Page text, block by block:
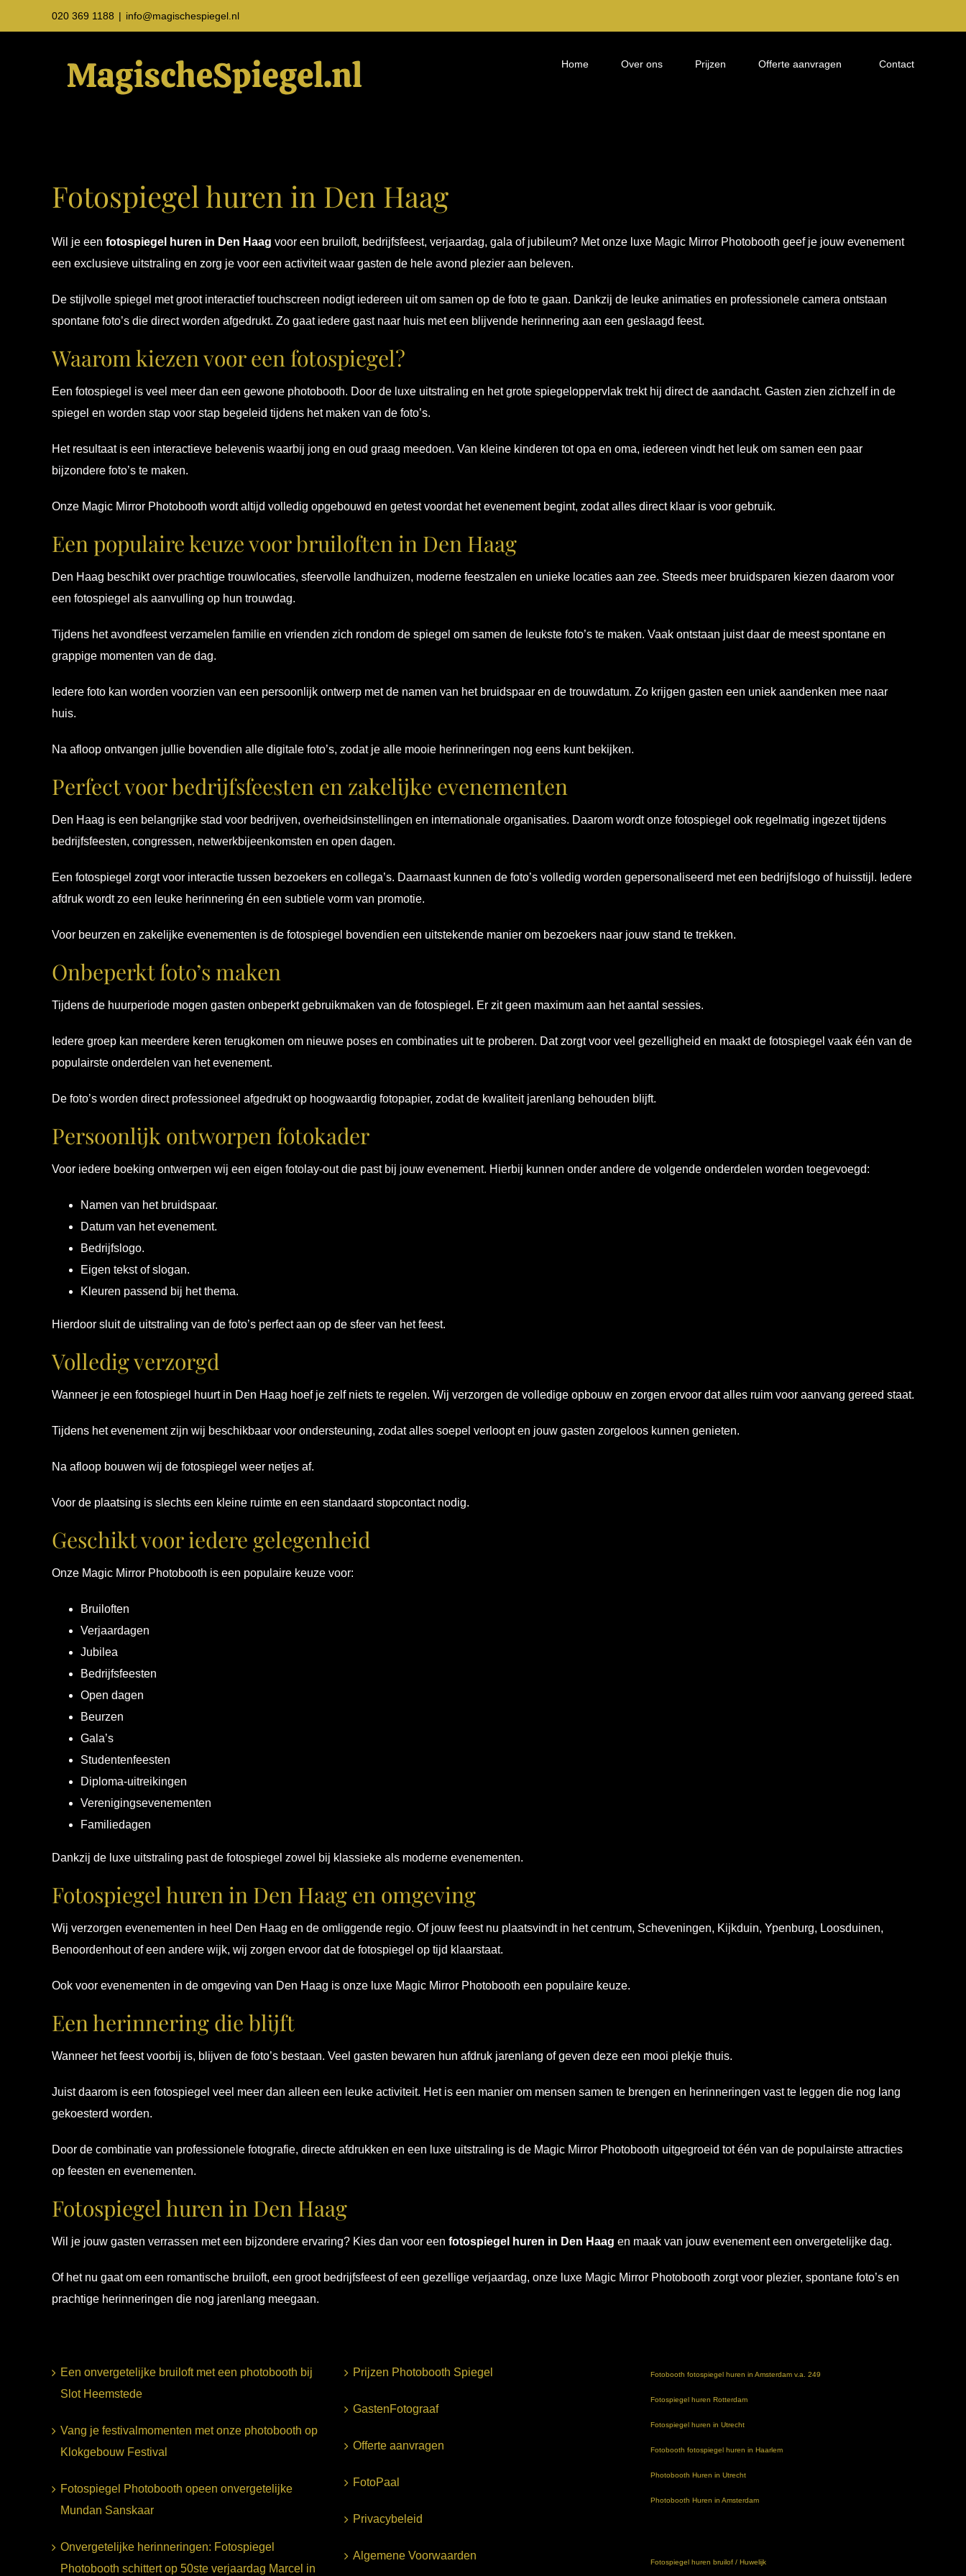
naar
020 369 1188 | info@magischespiegel.nl
Home Over ons Prijzen Offerte aanvragen Contact
Fotospiegel huren in Den Haag
Wil je een fotospiegel huren in Den Haag voor een bruiloft, bedrijfsfeest, verjaardag, gala of jubileum? Met onze luxe Magic Mirror Photobooth geef je jouw evenement
een exclusieve uitstraling en zorg je voor een activiteit waar gasten de hele avond plezier aan beleven.
De stijlvolle spiegel met groot interactief touchscreen nodigt iedereen uit om samen op de foto te gaan. Dankzij de leuke animaties en professionele camera ontstaan
spontane foto’s die direct worden afgedrukt. Zo gaat iedere gast naar huis met een blijvende herinnering aan een geslaagd feest.
Waarom kiezen voor een fotospiegel?
Een fotospiegel is veel meer dan een gewone photobooth. Door de luxe uitstraling en het grote spiegeloppervlak trekt hij direct de aandacht. Gasten zien zichzelf in de
spiegel en worden stap voor stap begeleid tijdens het maken van de foto’s.
Het resultaat is een interactieve belevenis waarbij jong en oud graag meedoen. Van kleine kinderen tot opa en oma, iedereen vindt het leuk om samen een paar
bijzondere foto’s te maken.
Onze Magic Mirror Photobooth wordt altijd volledig opgebouwd en getest voordat het evenement begint, zodat alles direct klaar is voor gebruik.
Een populaire keuze voor bruiloften in Den Haag
Den Haag beschikt over prachtige trouwlocaties, sfeervolle landhuizen, moderne feestzalen en unieke locaties aan zee. Steeds meer bruidsparen kiezen daarom voor
een fotospiegel als aanvulling op hun trouwdag.
Tijdens het avondfeest verzamelen familie en vrienden zich rondom de spiegel om samen de leukste foto’s te maken. Vaak ontstaan juist daar de meest spontane en
grappige momenten van de dag.
Iedere foto kan worden voorzien van een persoonlijk ontwerp met de namen van het bruidspaar en de trouwdatum. Zo krijgen gasten een uniek aandenken mee naar
huis.
Na afloop ontvangen jullie bovendien alle digitale foto’s, zodat je alle mooie herinneringen nog eens kunt bekijken.
Perfect voor bedrijfsfeesten en zakelijke evenementen
Den Haag is een belangrijke stad voor bedrijven, overheidsinstellingen en internationale organisaties. Daarom wordt onze fotospiegel ook regelmatig ingezet tijdens
bedrijfsfeesten, congressen, netwerkbijeenkomsten en open dagen.
Een fotospiegel zorgt voor interactie tussen bezoekers en collega’s. Daarnaast kunnen de foto’s volledig worden gepersonaliseerd met een bedrijfslogo of huisstijl. Iedere
afdruk wordt zo een leuke herinnering én een subtiele vorm van promotie.
Voor beurzen en zakelijke evenementen is de fotospiegel bovendien een uitstekende manier om bezoekers naar jouw stand te trekken.
Onbeperkt foto’s maken
Tijdens de huurperiode mogen gasten onbeperkt gebruikmaken van de fotospiegel. Er zit geen maximum aan het aantal sessies.
Iedere groep kan meerdere keren terugkomen om nieuwe poses en combinaties uit te proberen. Dat zorgt voor veel gezelligheid en maakt de fotospiegel vaak één van de
populairste onderdelen van het evenement.
De foto’s worden direct professioneel afgedrukt op hoogwaardig fotopapier, zodat de kwaliteit jarenlang behouden blijft.
Persoonlijk ontworpen fotokader
Voor iedere boeking ontwerpen wij een eigen fotolay-out die past bij jouw evenement. Hierbij kunnen onder andere de volgende onderdelen worden toegevoegd:
Namen van het bruidspaar.
Datum van het evenement.
Bedrijfslogo.
Eigen tekst of slogan.
Kleuren passend bij het thema.
Hierdoor sluit de uitstraling van de foto’s perfect aan op de sfeer van het feest.
Volledig verzorgd
Wanneer je een fotospiegel huurt in Den Haag hoef je zelf niets te regelen. Wij verzorgen de volledige opbouw en zorgen ervoor dat alles ruim voor aanvang gereed staat.
Tijdens het evenement zijn wij beschikbaar voor ondersteuning, zodat alles soepel verloopt en jouw gasten zorgeloos kunnen genieten.
Na afloop bouwen wij de fotospiegel weer netjes af.
Voor de plaatsing is slechts een kleine ruimte en een standaard stopcontact nodig.
Geschikt voor iedere gelegenheid
Onze Magic Mirror Photobooth is een populaire keuze voor:
Bruiloften
Verjaardagen
Jubilea
Bedrijfsfeesten
Open dagen
Beurzen
Gala’s
Studentenfeesten
Diploma-uitreikingen
Verenigingsevenementen
Familiedagen
Dankzij de luxe uitstraling past de fotospiegel zowel bij klassieke als moderne evenementen.
Fotospiegel huren in Den Haag en omgeving
Wij verzorgen evenementen in heel Den Haag en de omliggende regio. Of jouw feest nu plaatsvindt in het centrum, Scheveningen, Kijkduin, Ypenburg, Loosduinen,
Benoordenhout of een andere wijk, wij zorgen ervoor dat de fotospiegel op tijd klaarstaat.
Ook voor evenementen in de omgeving van Den Haag is onze luxe Magic Mirror Photobooth een populaire keuze.
Een herinnering die blijft
Wanneer het feest voorbij is, blijven de foto’s bestaan. Veel gasten bewaren hun afdruk jarenlang of geven deze een mooi plekje thuis.
Juist daarom is een fotospiegel veel meer dan alleen een leuke activiteit. Het is een manier om mensen samen te brengen en herinneringen vast te leggen die nog lang
gekoesterd worden.
Door de combinatie van professionele fotografie, directe afdrukken en een luxe uitstraling is de Magic Mirror Photobooth uitgegroeid tot één van de populairste attracties
op feesten en evenementen.
Fotospiegel huren in Den Haag
Wil je jouw gasten verrassen met een bijzondere ervaring? Kies dan voor een fotospiegel huren in Den Haag en maak van jouw evenement een onvergetelijke dag.
Of het nu gaat om een romantische bruiloft, een groot bedrijfsfeest of een gezellige verjaardag, onze luxe Magic Mirror Photobooth zorgt voor plezier, spontane foto’s en
prachtige herinneringen die nog jarenlang meegaan.
Een onvergetelijke bruiloft met een photobooth bij
Slot Heemstede
Vang je festivalmomenten met onze photobooth op
Klokgebouw Festival
Fotospiegel Photobooth opeen onvergetelijke
Mundan Sanskaar
Onvergetelijke herinneringen: Fotospiegel
Photobooth schittert op 50ste verjaardag Marcel in
Prijzen Photobooth Spiegel
GastenFotograaf
Offerte aanvragen
FotoPaal
Privacybeleid
Algemene Voorwaarden
Fotobooth fotospiegel huren in Amsterdam v.a. 249
Fotospiegel huren Rotterdam
Fotospiegel huren in Utrecht
Fotobooth fotospiegel huren in Haarlem
Photobooth Huren in Utrecht
Photobooth Huren in Amsterdam
Fotospiegel huren bruilof / Huwelijk